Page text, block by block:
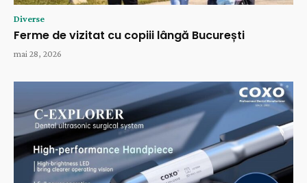
Diverse
Ferme de vizitat cu copiii lângă București
mai 28, 2026